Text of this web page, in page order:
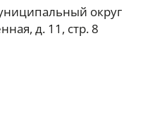
округ
д. 11, стр. 8